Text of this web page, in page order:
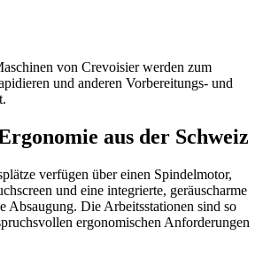
von Crevoisier werden zum
und anderen Vorbereitungs- und
aus der Schweiz
verfügen über einen Spindelmotor,
und eine integrierte, geräuscharme
Absaugung. Die Arbeitsstationen sind so
ergonomischen Anforderungen